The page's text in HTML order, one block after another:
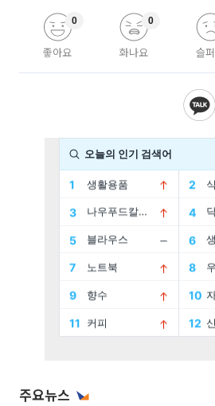
좋아요
0
화나요
0
슬
주요뉴스